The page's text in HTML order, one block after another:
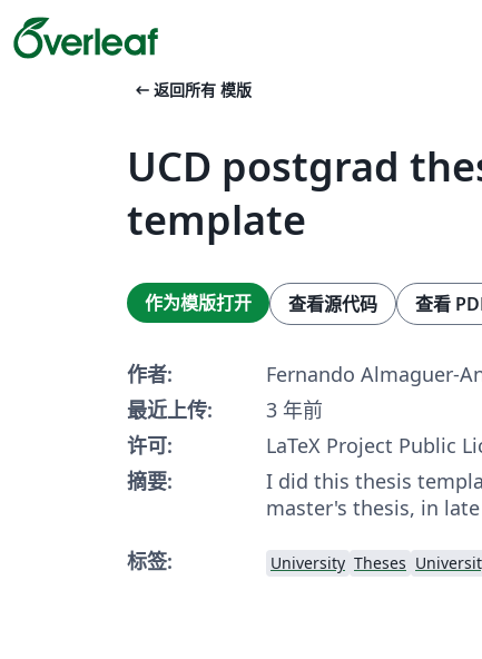
arrow_left_alt 返回所有 模版
UCD postgrad
template
作为模版打开 查看源代码 查看
作者:
Fernando Almaguer-
最近上传:
3 年前
许可:
LaTeX Project Public
摘要:
I did this thesis
master's thesis, in
标签:
University Theses